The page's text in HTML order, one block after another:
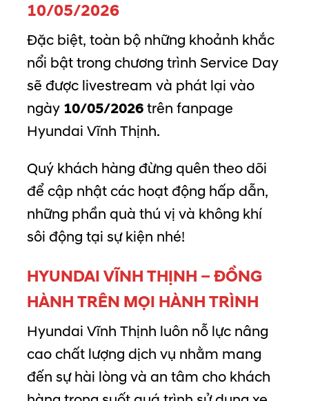
10/05/2026
Đặc biệt, toàn bộ những khoảnh khắc
nổi bật trong chương trình Service Day
sẽ được livestream và phát lại vào
ngày 10/05/2026trên fanpage
Hyundai Vĩnh Thịnh.
Quý khách hàng đừng quên theo dõi
để cập nhật các hoạt động hấp dẫn,
những phần quà thú vị và không khí
sôi động tại sự kiện nhé!
HYUNDAI VĨNH THỊNH – ĐỒNG
HÀNH TRÊN MỌI HÀNH TRÌNH
Hyundai Vĩnh Thịnh luôn nỗ lực nâng
cao chất lượng dịch vụ nhằm mang
đến sự hài lòng và an tâm cho khách